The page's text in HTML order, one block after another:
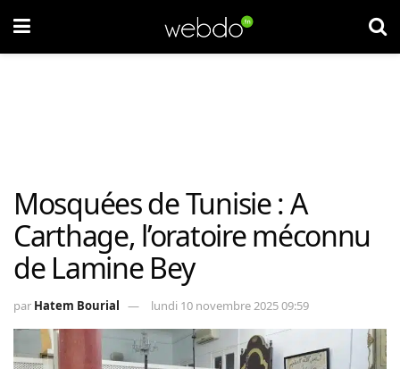
Mosquées de Tunisie : A
Carthage, l’oratoire méconnu
de Lamine Bey
par Hatem Bourial lundi 10 novembre 2025 09:59